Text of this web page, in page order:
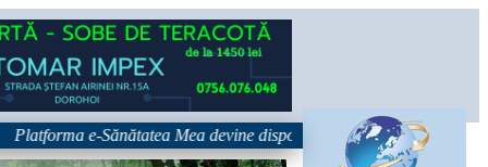
e-Sănătatea Mea devine disponibilă pe 1 septembrie: pacientul